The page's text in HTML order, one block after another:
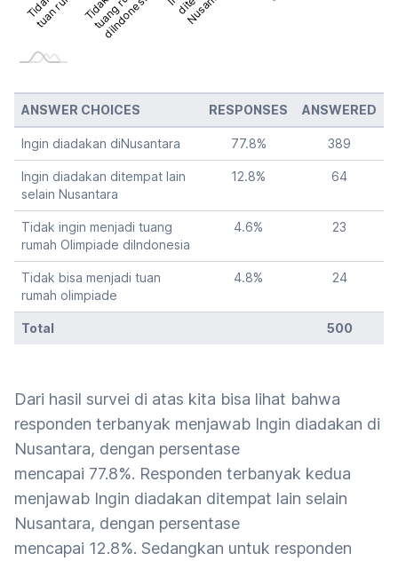
diIndonesia
diIndonesia
ANSWER CHOICES RESPONSES ANSWERED
Ingin diadakan diNusantara 77.8% 389
Ingin diadakan ditempat lain
selain Nusantara
12.8% 64
Tidak ingin menjadi tuang
rumah Olimpiade diIndonesia
4.6% 23
Tidak bisa menjadi tuan
rumah olimpiade
4.8% 24
Total 500
Dari hasil survei di atas kita bisa lihat bahwa
responden terbanyak menjawab Ingin diadakan di
Nusantara, dengan persentase
mencapai 77.8%. Responden terbanyak kedua
menjawab Ingin diadakan ditempat lain selain
Nusantara, dengan persentase
mencapai 12.8%. Sedangkan untuk responden